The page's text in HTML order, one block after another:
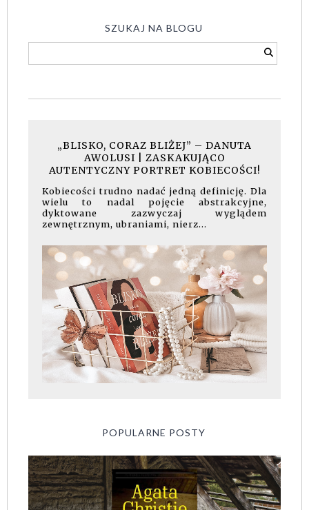
SZUKAJ NA BLOGU
„BLISKO, CORAZ BLIŻEJ” – DANUTA
AWOLUSI | ZASKAKUJĄCO
AUTENTYCZNY PORTRET KOBIECOŚCI!
Kobiecości trudno nadać jedną definicję. Dla
wielu to nadal pojęcie abstrakcyjne,
dyktowane zazwyczaj wyglądem
zewnętrznym, ubraniami, nierz...
POPULARNE POSTY